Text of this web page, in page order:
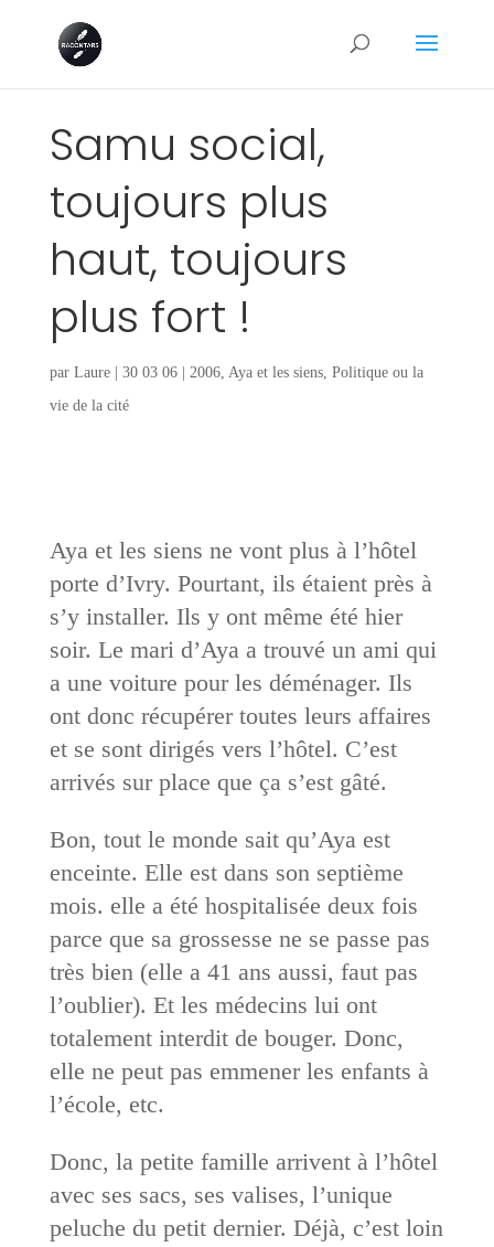
Samu social,
toujours plus
haut, toujours
plus fort !
par Laure| 30 03 06| 2006, Aya et les siens, Politique ou la
vie de la cité
Aya et les siens ne vont plus à l’hôtel
porte d’Ivry. Pourtant, ils étaient près à
s’y installer. Ils y ont même été hier
soir. Le mari d’Aya a trouvé un ami qui
a une voiture pour les déménager. Ils
ont donc récupérer toutes leurs affaires
et se sont dirigés vers l’hôtel. C’est
arrivés sur place que ça s’est gâté.
Bon, tout le monde sait qu’Aya est
enceinte. Elle est dans son septième
mois. elle a été hospitalisée deux fois
parce que sa grossesse ne se passe pas
très bien (elle a 41 ans aussi, faut pas
l’oublier). Et les médecins lui ont
totalement interdit de bouger. Donc,
elle ne peut pas emmener les enfants à
l’école, etc.
Donc, la petite famille arrivent à l’hôtel
avec ses sacs, ses valises, l’unique
peluche du petit dernier. Déjà, c’est loin